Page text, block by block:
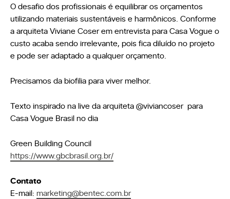
O desafio dos profissionais é equilibrar os orçamentos
utilizando materiais sustentáveis e harmônicos. Conforme
a arquiteta Viviane Coser em entrevista para Casa Vogue o
custo acaba sendo irrelevante, pois fica diluído no projeto
e pode ser adaptado a qualquer orçamento.
Precisamos da biofilia para viver melhor.
Texto inspirado na live da arquiteta @viviancoser para
Casa Vogue Brasil no dia
Green Building Council
https://www.gbcbrasil.org.br/
Contato
E-mail: marketing@bentec.com.br